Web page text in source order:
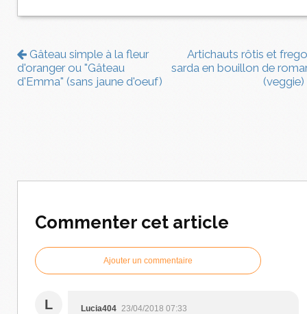
Gâteau simple à la fleur
d'oranger ou "Gâteau
d'Emma" (sans jaune d'oeuf)
Artichauts rôtis et
sarda en bouillon de
(veggie)
Commenter cet article
Ajouter un commentaire
L Lucia404 23/04/2018 07:33